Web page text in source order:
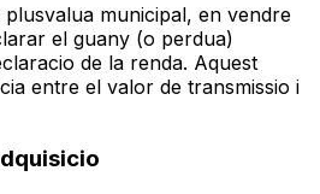
municipal, en vendre
el guany (o perdua)
de la renda. Aquest
entre el valor de transmissio i